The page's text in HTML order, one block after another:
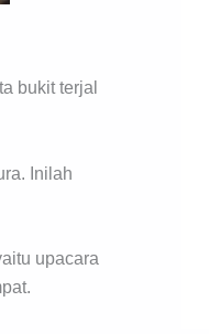
bukit terjal
Inilah
upacara